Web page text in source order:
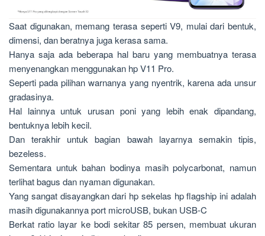
Saat digunakan, memang terasa seperti V9, mulai dari bentuk,
dimensi, dan beratnya juga kerasa sama.
Hanya saja ada beberapa hal baru yang membuatnya terasa
menyenangkan menggunakan hp V11 Pro.
Seperti pada pilihan warnanya yang nyentrik, karena ada unsur
gradasinya.
Hal lainnya untuk urusan poni yang lebih enak dipandang,
bentuknya lebih kecil.
Dan terakhir untuk bagian bawah layarnya semakin tipis,
bezeless.
Sementara untuk bahan bodinya masih polycarbonat, namun
terlihat bagus dan nyaman digunakan.
Yang sangat disayangkan dari hp sekelas hp flagship ini adalah
masih digunakannya port microUSB, bukan USB-C
Berkat ratio layar ke bodi sekitar 85 persen, membuat ukuran